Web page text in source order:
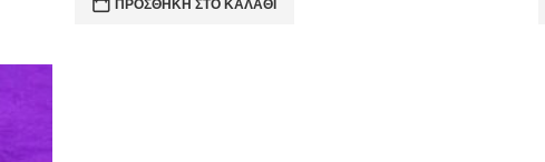
ΠΡΟΣΘΉΚΗ ΣΤΟ ΚΑΛΆΘΙ